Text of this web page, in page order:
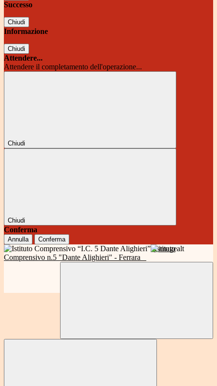
Successo
Chiudi
Informazione
Chiudi
Attendere...
Attendere il completamento dell'operazione...
Chiudi
Chiudi
Conferma
Annulla Conferma
Istituto
Comprensivo n.5 "Dante Alighieri" - Ferrara